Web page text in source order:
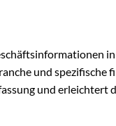
und spezifische
und erleichtert